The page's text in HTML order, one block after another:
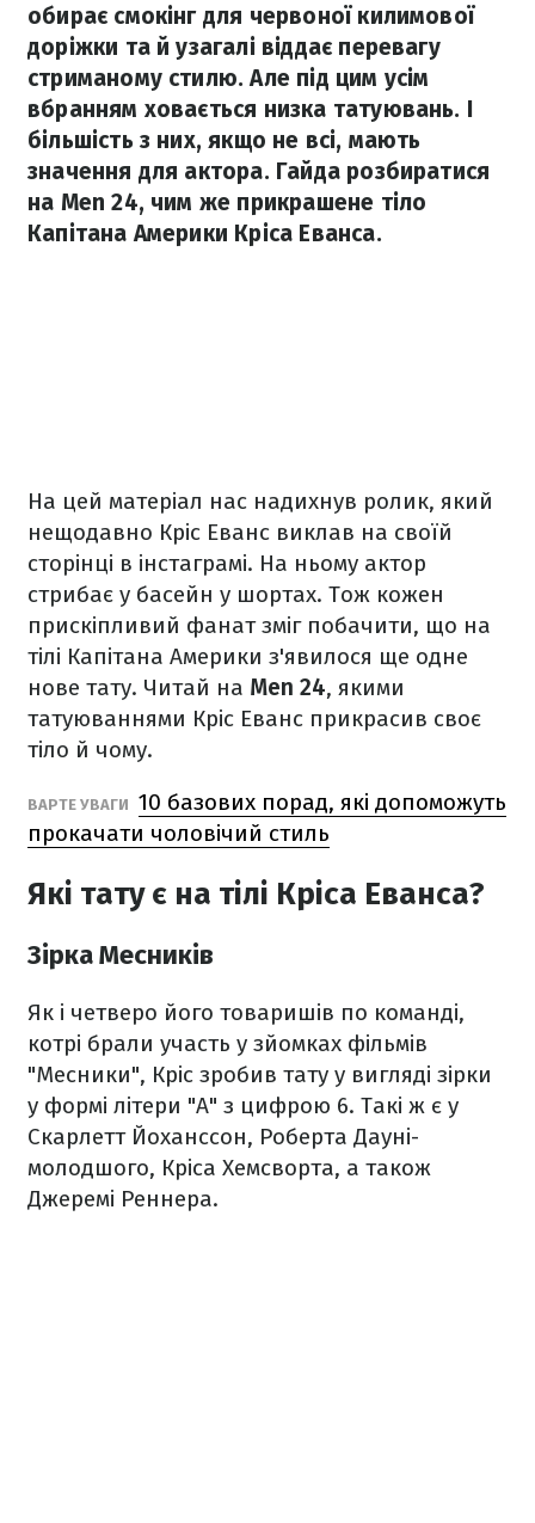
обирає смокінг для червоної килимової
доріжки та й узагалі віддає перевагу
стриманому стилю. Але під цим усім
вбранням ховається низка татуювань. І
більшість з них, якщо не всі, мають
значення для актора. Гайда розбиратися
на Men 24, чим же прикрашене тіло
Капітана Америки Кріса Еванса.
На цей матеріал нас надихнув ролик, який
нещодавно Кріс Еванс виклав на своїй
сторінці в інстаграмі. На ньому актор
стрибає у басейн у шортах. Тож кожен
прискіпливий фанат зміг побачити, що на
тілі Капітана Америки з'явилося ще одне
нове тату. Читай на Men 24, якими
татуюваннями Кріс Еванс прикрасив своє
тіло й чому.
ВАРТЕ УВАГИ 10 базових порад, які допоможуть
прокачати чоловічий стиль
Які тату є на тілі Кріса Еванса?
Зірка Месників
Як і четверо його товаришів по команді,
котрі брали участь у зйомках фільмів
"Месники", Кріс зробив тату у вигляді зірки
у формі літери "А" з цифрою 6. Такі ж є у
Скарлетт Йоханссон, Роберта Дауні-
молодшого, Кріса Хемсворта, а також
Джеремі Реннера.